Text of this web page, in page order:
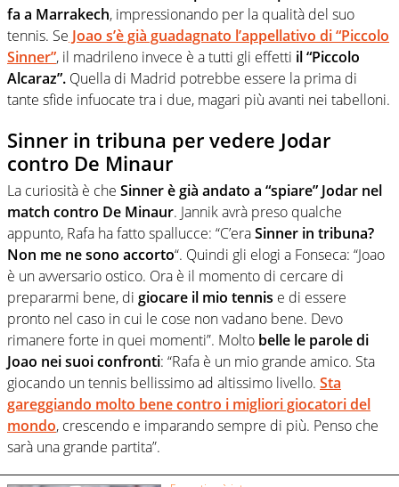
fa a Marrakech, impressionando per la qualità del suo
tennis. Se Joao s’è già guadagnato l’appellativo di “Piccolo
Sinner”, il madrileno invece è a tutti gli effetti il “Piccolo
Alcaraz”. Quella di Madrid potrebbe essere la prima di
tante sfide infuocate tra i due, magari più avanti nei tabelloni.
Sinner in tribuna per vedere Jodar
contro De Minaur
La curiosità è che Sinner è già andato a “spiare” Jodar nel
match contro De Minaur. Jannik avrà preso qualche
appunto, Rafa ha fatto spallucce: “C’eraSinner in tribuna?
Non me ne sono accorto“. Quindi gli elogi a Fonseca: “Joao
è un avversario ostico. Ora è il momento di cercare di
prepararmi bene, di giocare il mio tennis e di essere
pronto nel caso in cui le cose non vadano bene. Devo
rimanere forte in quei momenti”. Molto belle le parole di
Joao nei suoi confronti: “Rafa è un mio grande amico. Sta
giocando un tennis bellissimo ad altissimo livello. Sta
gareggiando molto bene contro i migliori giocatori del
mondo, crescendo e imparando sempre di più. Penso che
sarà una grande partita”.